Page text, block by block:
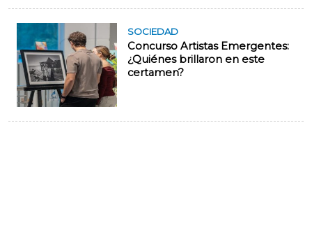
SOCIEDAD
Concurso Artistas Emergentes:
¿Quiénes brillaron en este
certamen?